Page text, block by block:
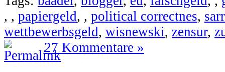
, , papiergeld, , political correctnes,
wettbewerbsgeld, wisnewski, zensur,
27 Kommentare »